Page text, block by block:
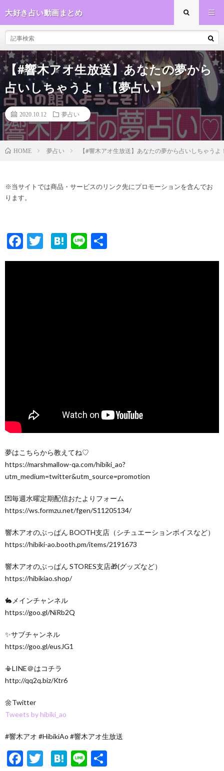
大好き占い動画まとめ
【#響木アオ生放送】あなたの夢から
占いしちゃうよ！【夢占い】
2020.10.12 夢占い
HOME 夢占い 【#響木アオ生放送】あなたの夢から占いしちゃうよ
※当サイトでは商品・サービスのリンク先にプロモーションを含んでお
ります。
F
ac
T
w
H
at
Li
n 有
夢はこちらから教えてね♡
https://marshmallow-qa.com/hibiki_ao?
utm_medium=twitter&utm_source=promotion
💌毎週水曜定期配信おたよりフォーム
https://ws.formzu.net/fgen/S11205134/
響木アオのぶっぱん BOOTH支店（シチュエーションボイスなど）
https://hibiki-ao.booth.pm/items/2191673
響木アオのぶっぱん STORES支店🎁(グッズなど）
https://hibikiao.shop/
🐇メインチャンネル
https://goo.gl/NiRb2Q
✨サブチャンネル
https://goo.gl/eusJG1
📳LINE＠はコチラ
http://qq2q.biz/Ktr6
🌼Twitter
Tweets by hibiki_ao
#響木アオ #HibikiAo #響木アオ生放送
F
T
H Li